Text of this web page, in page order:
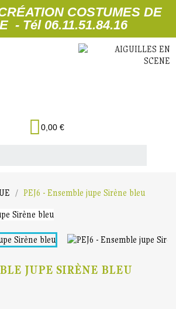
COSTUMES DE
- Tél 06.11.51.84.16
0,00 €
PEJ6 - Ensemble jupe Sirène bleu
JUPE SIRÈNE BLEU